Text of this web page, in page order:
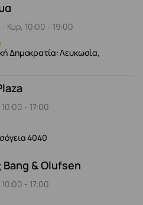
Κυρ, 10:00 - 19:00
Δημοκρατία: Λευκωσία,
- 17:00
4040
& Olufsen
- 17:00